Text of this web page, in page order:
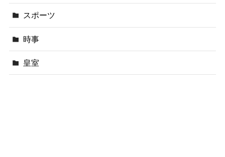
スポーツ
時事
皇室